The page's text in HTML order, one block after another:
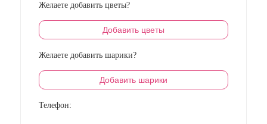
Желаете добавить цветы?
Добавить цветы
Желаете добавить шарики?
Добавить шарики
Телефон: